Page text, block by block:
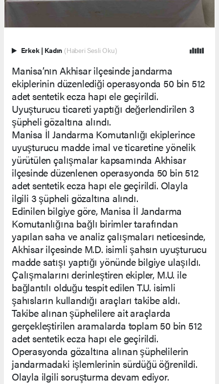
Erkek | Kadın (Haberi Sesli Oku)
Manisa’nın Akhisar ilçesinde jandarma
ekiplerinin düzenlediği operasyonda 50 bin 512
adet sentetik ecza hapı ele geçirildi.
Uyuşturucu ticareti yaptığı değerlendirilen 3
şüpheli gözaltına alındı.
Manisa İl Jandarma Komutanlığı ekiplerince
uyuşturucu madde imal ve ticaretine yönelik
yürütülen çalışmalar kapsamında Akhisar
ilçesinde düzenlenen operasyonda 50 bin 512
adet sentetik ecza hapı ele geçirildi. Olayla
ilgili 3 şüpheli gözaltına alındı.
Edinilen bilgiye göre, Manisa İl Jandarma
Komutanlığına bağlı birimler tarafından
yapılan saha ve analiz çalışmaları neticesinde,
Akhisar ilçesinde M.D. isimli şahsın uyuşturucu
madde satışı yaptığı yönünde bilgiye ulaşıldı.
Çalışmalarını derinleştiren ekipler, M.U. ile
bağlantılı olduğu tespit edilen T.U. isimli
şahısların kullandığı araçları takibe aldı.
Takibe alınan şüphelilere ait araçlarda
gerçekleştirilen aramalarda toplam 50 bin 512
adet sentetik ecza hapı ele geçirildi.
Operasyonda gözaltına alınan şüphelilerin
jandarmadaki işlemlerinin sürdüğü öğrenildi.
Olayla ilgili soruşturma devam ediyor.